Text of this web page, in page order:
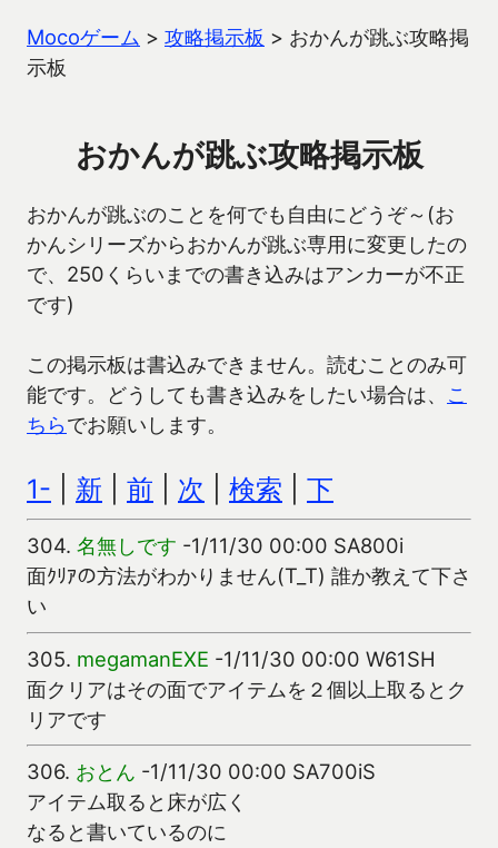
Mocoゲーム > 攻略掲示板 > おかんが跳ぶ攻略掲
示板
おかんが跳ぶ攻略掲示板
おかんが跳ぶのことを何でも自由にどうぞ～(お
かんシリーズからおかんが跳ぶ専用に変更したの
で、250くらいまでの書き込みはアンカーが不正
です)
この掲示板は書込みできません。読むことのみ可
能です。どうしても書き込みをしたい場合は、 こ
ちらでお願いします。
1- 新 前 次 検索 下
304. 名無しです -1/11/30 00:00 SA800i
面ｸﾘｱの方法がわかりません(T_T) 誰か教えて下さ
い
305. megamanEXE -1/11/30 00:00 W61SH
面クリアはその面でアイテムを２個以上取るとク
リアです
306. おとん -1/11/30 00:00 SA700iS
アイテム取ると床が広く
なると書いているのに